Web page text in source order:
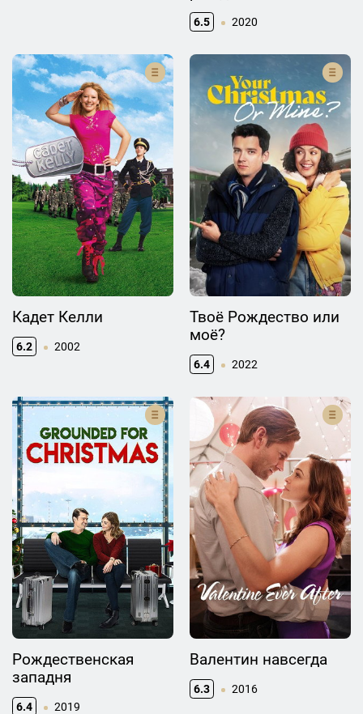
свитере
6.5 2020
Кадет Келли
6.2 2002
Твоё Рождество или
моё?
6.4 2022
Рождественская
западня
6.4 2019
Валентин навсегда
6.3 2016